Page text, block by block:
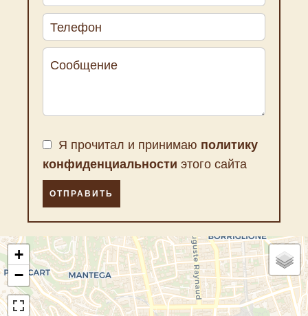
Я прочитал и принимаю политику
конфиденциальности этого сайта
ОТПРАВИТЬ
+
−